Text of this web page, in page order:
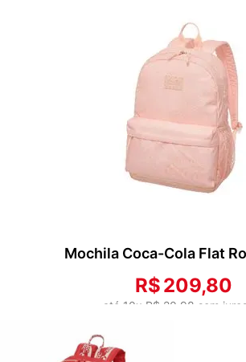
Mochila Coca-Cola Flat
R$209,80
até 10x R$ 20 98 sem